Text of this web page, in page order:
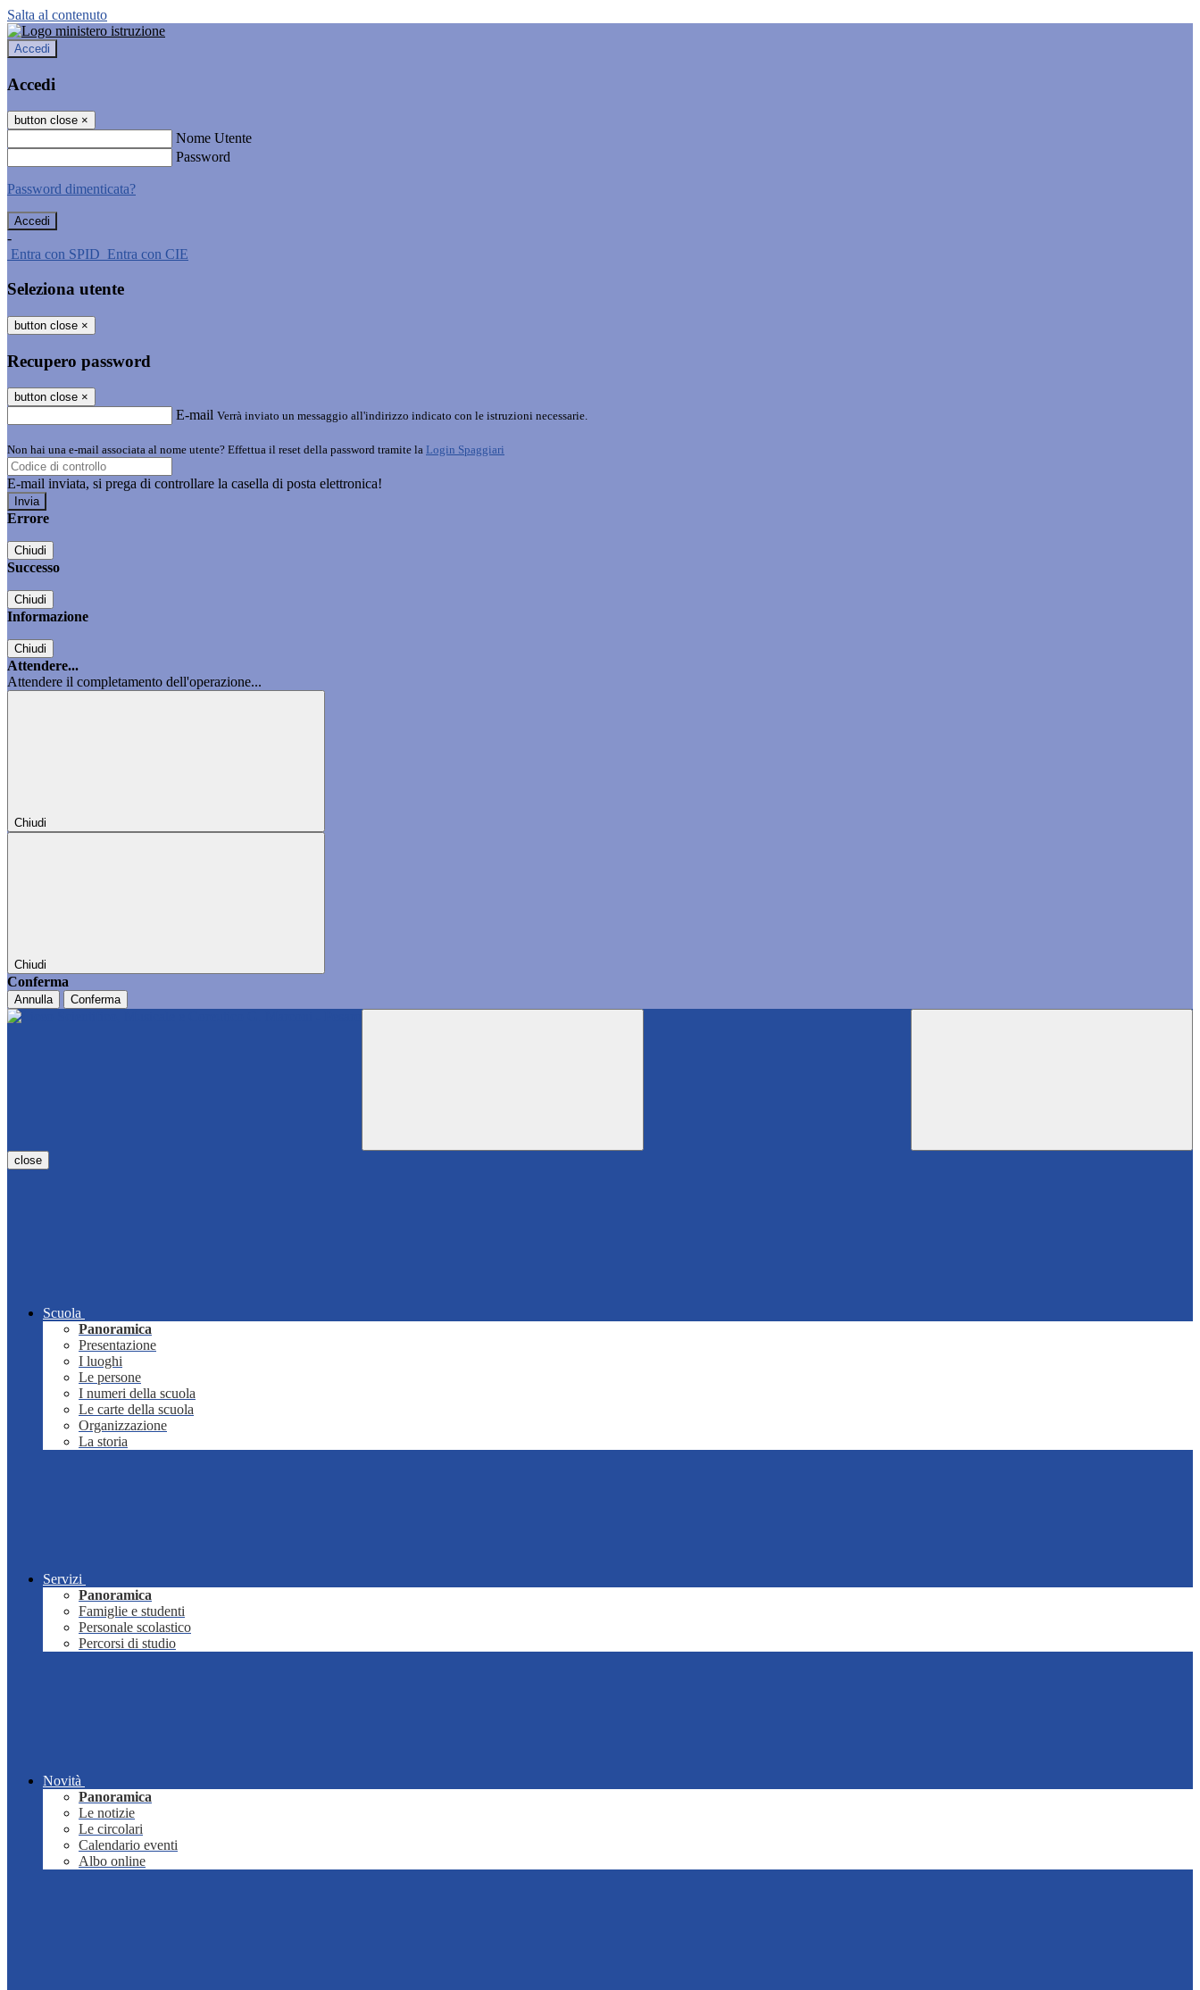
Salta al contenuto
Accedi
Accedi
button close ×
Nome Utente
Password
Password dimenticata?
-
Entra con SPID Entra con CIE
Seleziona utente
button close ×
Recupero password
button close ×
E-mail Verrà inviato un messaggio all'indirizzo indicato con le istruzioni necessarie.
Non hai una e-mail associata al nome utente? Effettua il reset della password tramite la Login Spaggiari
E-mail inviata, si prega di controllare la casella di posta elettronica!
Errore
Chiudi
Successo
Chiudi
Informazione
Chiudi
Attendere...
Attendere il completamento dell'operazione...
Chiudi
Chiudi
Conferma
Annulla Conferma
close
Scuola
Panoramica
Presentazione
I luoghi
Le persone
I numeri della scuola
Le carte della scuola
Organizzazione
La storia
Servizi
Panoramica
Famiglie e studenti
Personale scolastico
Percorsi di studio
Novità
Panoramica
Le notizie
Le circolari
Calendario eventi
Albo online